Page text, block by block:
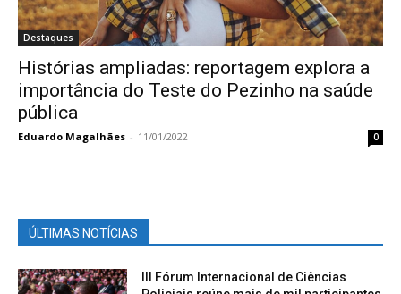
Destaques
Histórias ampliadas: reportagem explora a
importância do Teste do Pezinho na saúde
pública
Eduardo Magalhães - 11/01/2022 0
ÚLTIMAS NOTÍCIAS
III Fórum Internacional de Ciências